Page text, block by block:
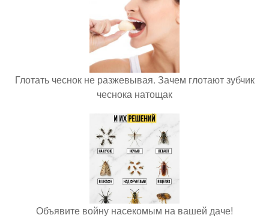
Глотать чеснок не разжевывая. Зачем глотают зубчик
чеснока натощак
Объявите войну насекомым на вашей даче!